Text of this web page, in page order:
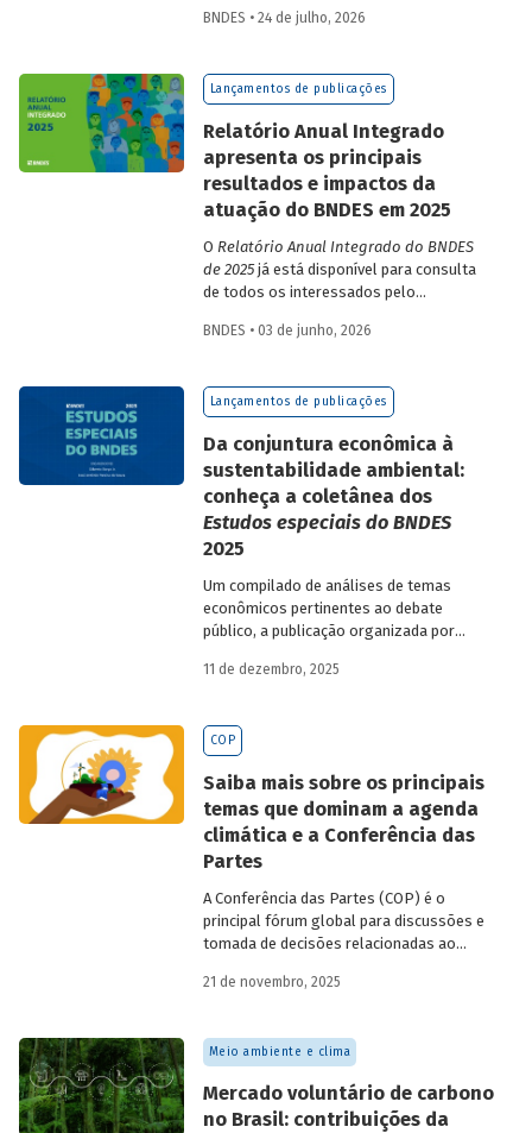
desembolsos: foram 22 operações
bilhões, além de R$ 387 milhões
desembolsados. Ainda no período, foram
BNDES • 24 de julho, 2026
Lançamentos de publicações
Relatório Anual Integrado
apresenta os principais
resultados e impactos da
atuação do BNDES em 2025
O Relatório Anual Integrado do BNDES
de 2025já está disponível para consulta
de todos os interessados pelo
sua prestação de contas. O documento
principais resultados, os impactos de sua
atuação no ano, e mostra como o BNDES
consistente e sólida, mesmo diante de
cenários desafiadores.
BNDES • 03 de junho, 2026
Lançamentos de publicações
Da conjuntura econômica à
sustentabilidade ambiental:
conheça a coletânea dos
Estudos especiais do BNDES
2025
Um compilado de análises de temas
econômicos pertinentes ao debate
público, a publicação organizada por
Souza, economistas do BNDES, reúne 25
BNDES
11 de dezembro, 2025
COP
Saiba mais sobre os principais
temas que dominam a agenda
climática e a Conferência das
Partes
A Conferência das Partes (COP) é o
principal fórum global para discussões e
tomada de decisões relacionadas ao
em vista a urgência cada vez maior do
as discussões das mesas de negociações
saiam do discurso e resultem em
compromissos, planos de ações e metas,
com prazos e recursos definidos.
21 de novembro, 2025
Meio ambiente e clima
Mercado voluntário de carbono
no Brasil: contribuições da